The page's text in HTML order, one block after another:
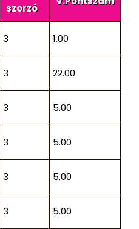
szorzó
3 1.00
3 22.00
3 5.00
3 5.00
3 5.00
3 5.00